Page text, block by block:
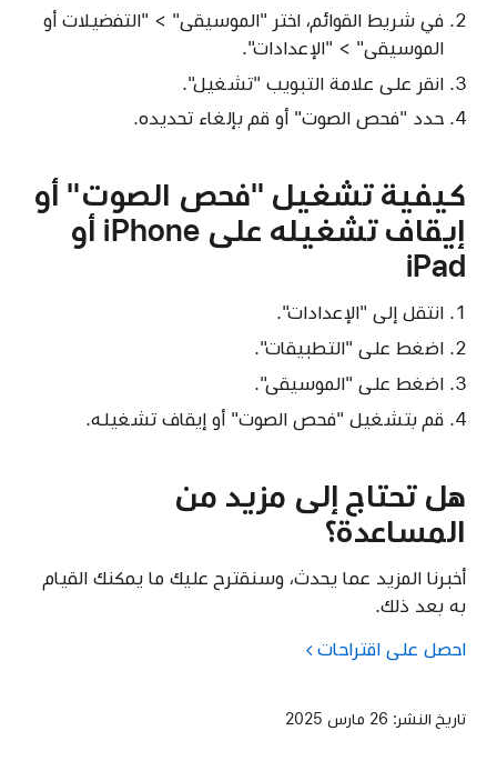
في شريط القوائم، اختر "الموسيقى" > "التفضيلات أو
الموسيقى" > "الإعدادات".
انقر على علامة التبويب "تشغيل".
حدد "فحص الصوت" أو قم بإلغاء تحديده.
كيفية تشغيل "فحص الصوت" أو
إيقاف تشغيله على iPhone أو
iPad
انتقل إلى "الإعدادات".
اضغط على "التطبيقات".
اضغط على "الموسيقى".
قم بتشغيل "فحص الصوت" أو إيقاف تشغيله.
هل تحتاج إلى مزيد من
المساعدة؟
أخبرنا المزيد عما يحدث، وسنقترح عليك ما يمكنك القيام
به بعد ذلك.
احصل على اقتراحات
تاريخ النشر: 26 مارس 2025